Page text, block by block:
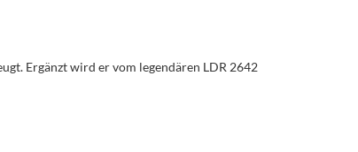
Ergänzt wird er vom legendären LDR 2642